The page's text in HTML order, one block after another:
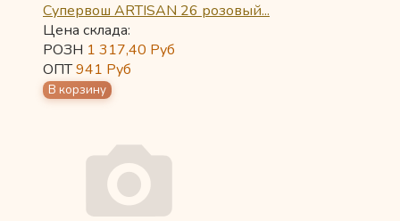
Супервош ARTISAN 26 розовый...
Цена склада:
РОЗН 1 317,40 Руб
ОПТ941 Руб